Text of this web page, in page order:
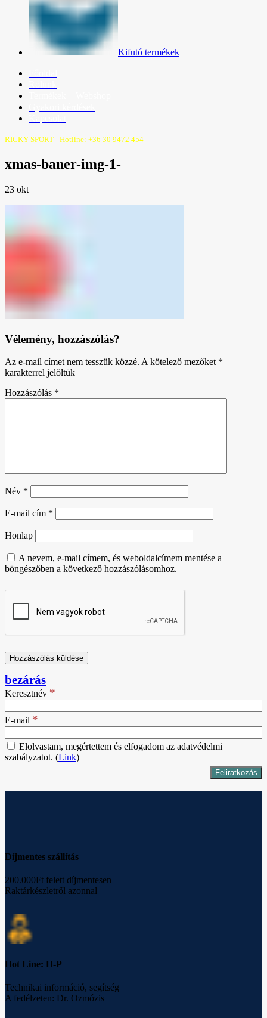
Kifutó termékek
RICKY SPORT - Hotline: +36 30 9472 454
xmas-baner-img-1-
23 okt
Vélemény, hozzászólás?
Az e-mail címet nem tesszük közzé. A kötelező mezőket *
karakterrel jelöltük
Hozzászólás *
Név *
E-mail cím *
Honlap
A nevem, e-mail címem, és weboldalcímem mentése a
böngészőben a következő hozzászólásomhoz.
bezárás
Keresztnév *
E-mail *
Elolvastam, megértettem és elfogadom az adatvédelmi
szabályzatot. (Link)
Díjmentes szállítás
200.000Ft felett díjmentesen
Raktárkészletről azonnal
Hot Line: H-P
Technikai információ, segítség
A fedélzeten: Dr. Ozmózis